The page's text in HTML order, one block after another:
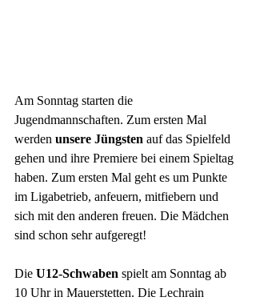
Am Sonntag starten die
Jugendmannschaften. Zum ersten Mal
werden unsere Jüngsten auf das Spielfeld
gehen und ihre Premiere bei einem Spieltag
haben. Zum ersten Mal geht es um Punkte
im Ligabetrieb, anfeuern, mitfiebern und
sich mit den anderen freuen. Die Mädchen
sind schon sehr aufgeregt!
Die U12-Schwaben spielt am Sonntag ab
10 Uhr in Mauerstetten. Die Lechrain